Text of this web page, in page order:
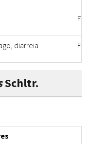
diarreia
Schltr.